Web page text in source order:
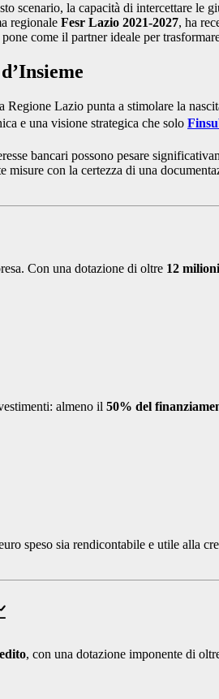
scenario, la capacità di intercettare le
regionale Fesr Lazio 2021-2027, ha
pone come il partner ideale per
Lazio punta a stimolare la
e una visione strategica che solo
bancari possono pesare
misure con la certezza di una
Con una dotazione di oltre 12
almeno il 50% del
speso sia rendicontabile e utile alla
, con una dotazione imponente di